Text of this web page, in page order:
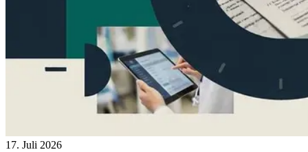
17. Juli 2026